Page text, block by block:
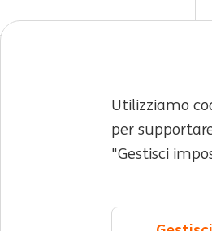
Informazioni su ING
Utilizziamo
per
"Gestisci